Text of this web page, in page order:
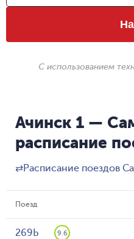
С использованием
Ачинск 1 —
расписание
⇄Расписание поездов
Поезд
269Ь 9.6